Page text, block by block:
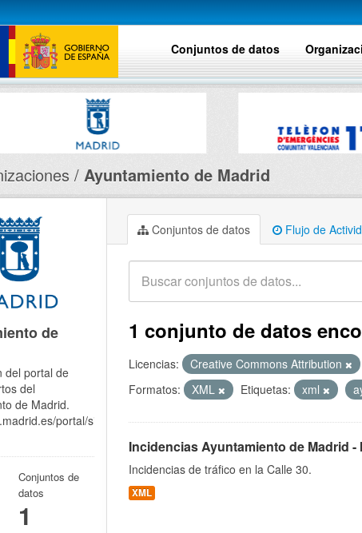
Conjuntos de datos
Ayuntamiento de Madrid
Conjuntos de datos Flujo de
1 conjunto de datos
Licencias: Creative Commons Attribution
Formatos:
XML Etiquetas: xml
Incidencias Ayuntamiento de Madrid -
Incidencias de tráfico en la Calle 30.
XML
de
del portal de
del
de Madrid.
portal/site/egob
Conjuntos de
datos
1